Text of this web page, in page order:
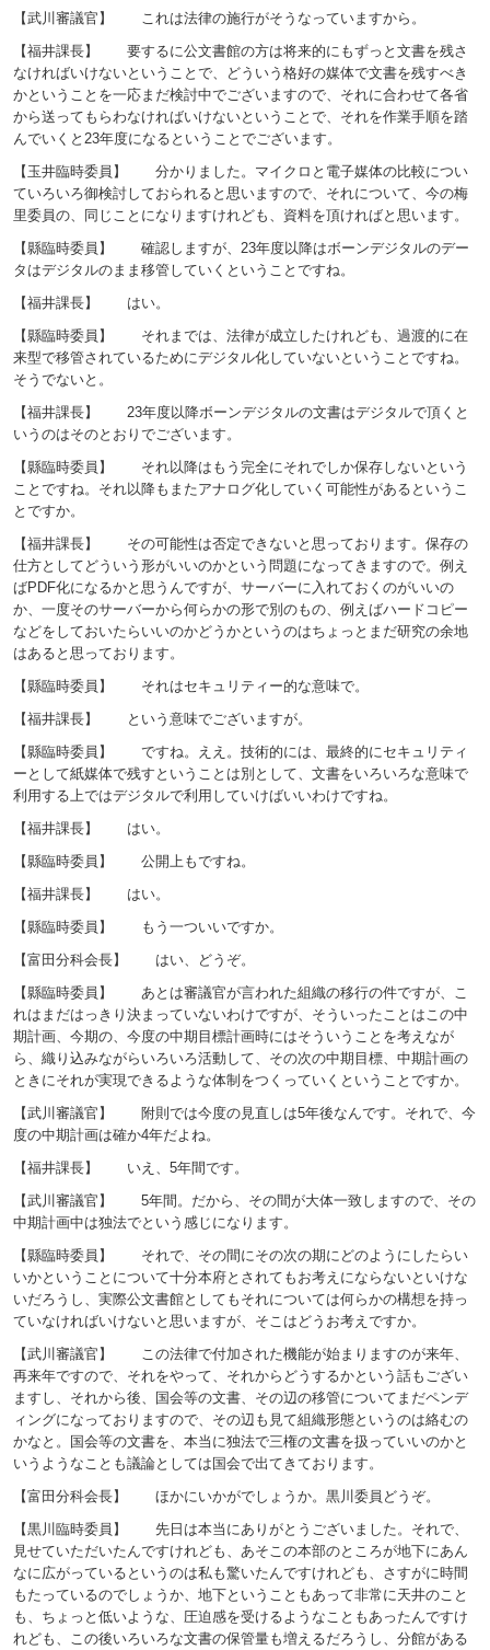
【武川審議官】 これは法律の施行がそうなっていますから。
【福井課長】 要するに公文書館の方は将来的にもずっと文書を残さ
なければいけないということで、どういう格好の媒体で文書を残すべき
かということを一応まだ検討中でございますので、それに合わせて各省
から送ってもらわなければいけないということで、それを作業手順を踏
んでいくと23年度になるということでございます。
【玉井臨時委員】 分かりました。マイクロと電子媒体の比較につい
ていろいろ御検討しておられると思いますので、それについて、今の梅
里委員の、同じことになりますけれども、資料を頂ければと思います。
【縣臨時委員】 確認しますが、23年度以降はボーンデジタルのデー
タはデジタルのまま移管していくということですね。
【福井課長】 はい。
【縣臨時委員】 それまでは、法律が成立したけれども、過渡的に在
来型で移管されているためにデジタル化していないということですね。
そうでないと。
【福井課長】 23年度以降ボーンデジタルの文書はデジタルで頂くと
いうのはそのとおりでございます。
【縣臨時委員】 それ以降はもう完全にそれでしか保存しないという
ことですね。それ以降もまたアナログ化していく可能性があるというこ
とですか。
【福井課長】 その可能性は否定できないと思っております。保存の
仕方としてどういう形がいいのかという問題になってきますので。例え
ばPDF化になるかと思うんですが、サーバーに入れておくのがいいの
か、一度そのサーバーから何らかの形で別のもの、例えばハードコピー
などをしておいたらいいのかどうかというのはちょっとまだ研究の余地
はあると思っております。
【縣臨時委員】 それはセキュリティー的な意味で。
【福井課長】 という意味でございますが。
【縣臨時委員】 ですね。ええ。技術的には、最終的にセキュリティ
ーとして紙媒体で残すということは別として、文書をいろいろな意味で
利用する上ではデジタルで利用していけばいいわけですね。
【福井課長】 はい。
【縣臨時委員】 公開上もですね。
【福井課長】 はい。
【縣臨時委員】 もう一ついいですか。
【富田分科会長】 はい、どうぞ。
【縣臨時委員】 あとは審議官が言われた組織の移行の件ですが、こ
れはまだはっきり決まっていないわけですが、そういったことはこの中
期計画、今期の、今度の中期目標計画時にはそういうことを考えなが
ら、織り込みながらいろいろ活動して、その次の中期目標、中期計画の
ときにそれが実現できるような体制をつくっていくということですか。
【武川審議官】 附則では今度の見直しは5年後なんです。それで、今
度の中期計画は確か4年だよね。
【福井課長】 いえ、5年間です。
【武川審議官】 5年間。だから、その間が大体一致しますので、その
中期計画中は独法でという感じになります。
【縣臨時委員】 それで、その間にその次の期にどのようにしたらい
いかということについて十分本府とされてもお考えにならないといけな
いだろうし、実際公文書館としてもそれについては何らかの構想を持っ
ていなければいけないと思いますが、そこはどうお考えですか。
【武川審議官】 この法律で付加された機能が始まりますのが来年、
再来年ですので、それをやって、それからどうするかという話もござい
ますし、それから後、国会等の文書、その辺の移管についてまだペンデ
ィングになっておりますので、その辺も見て組織形態というのは絡むの
かなと。国会等の文書を、本当に独法で三権の文書を扱っていいのかと
いうようなことも議論としては国会で出てきております。
【富田分科会長】 ほかにいかがでしょうか。黒川委員どうぞ。
【黒川臨時委員】 先日は本当にありがとうございました。それで、
見せていただいたんですけれども、あそこの本部のところが地下にあん
なに広がっているというのは私も驚いたんですけれども、さすがに時間
もたっているのでしょうか、地下ということもあって非常に天井のこと
も、ちょっと低いような、圧迫感を受けるようなこともあったんですけ
れども、この後いろいろな文書の保管量も増えるだろうし、分館がある